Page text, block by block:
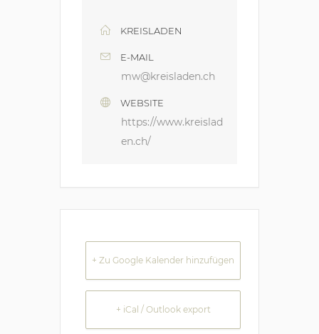
KREISLADEN
E-MAIL
mw@kreisladen.ch
WEBSITE
https://www.kreislad
en.ch/
+ Zu Google Kalender hinzufügen
+ iCal / Outlook export